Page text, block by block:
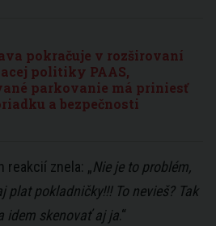
pokračuje v rozširovaní
politiky PAAS,
parkovanie má priniesť
a bezpečnosti
reakcií znela: „Nie je to problém,
plat pokladničky!!! To nevieš? Tak
idem skenovať aj ja.“